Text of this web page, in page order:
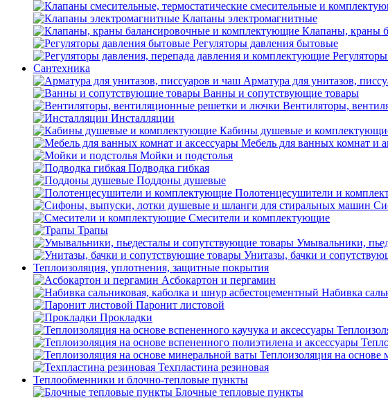
Клапаны электромагнитные
Клапаны, краны
Регуляторы давления бытовые
Сантехника
Арматура для унитазов,
Ванны и сопутствующие товары
Вентиляторы,
Инсталляции
Кабины душевые и
Мебель для ванных комнат и
Мойки и подстолья
Подводка гибкая
Поддоны душевые
Полотенцесушители и
Смесители и комплектующие
Трапы
Умывальники,
Унитазы, бачки и
Теплоизоляция, уплотнения, защитные покрытия
Асбокартон и пергамин
Набивка
Паронит листовой
Прокладки
Теплоизоляция на основе
Техпластина резиновая
Теплообменники и блочно-тепловые пункты
Блочные тепловые пункты